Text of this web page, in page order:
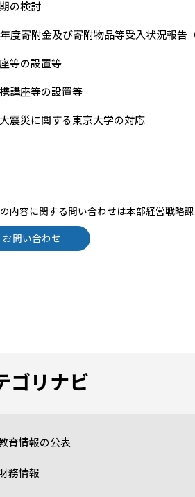
の検討
度寄附金及び寄附物品等受入状況報告
等の設置等
講座等の設置等
震災に関する東京大学の対応
内容に関する問い合わせは本部経営戦略課
お問い合わせ
ゴリナビ
育情報の公表
務情報